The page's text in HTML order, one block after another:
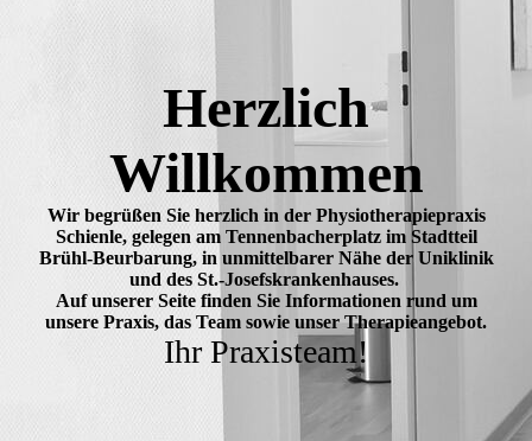
Herzlich
Willkommen
Wir begrüßen Sie herzlich in der Physiotherapiepraxis
Schienle, gelegen am Tennenbacherplatz im Stadtteil
Brühl-Beurbarung, in unmittelbarer Nähe der Uniklinik
und des St.-Josefskrankenhauses.
Auf unserer Seite finden Sie Informationen rund um
unsere Praxis, das Team sowie unser Therapieangebot.
Ihr Praxisteam!